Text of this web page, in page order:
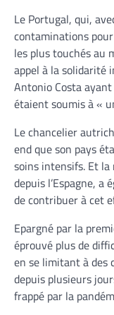
Le Portugal, qui,
contaminations
les plus touchés au
appel à la solidarité
Antonio Costa
étaient soumis à «
Le chancelier
end que son pays
soins intensifs. Et la
depuis l’Espagne,
de contribuer à cet
Epargné par la
éprouvé plus de
en se limitant à des
depuis plusieurs
frappé par la